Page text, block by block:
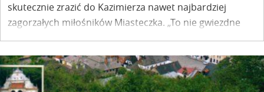
skutecznie zrazić do Kazimierza nawet najbardziej
zagorzałych miłośników Miasteczka. „To nie gwiezdne
wojny, to Kazimierz Dolny” pisała parę lat temu
„Polityka”. Rzeczywiście.